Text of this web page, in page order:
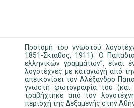
Προτομή του γνωστού
1851-Σκιάθος, 1911). Ο
ελληνικών γραμμάτων”, είναι
λογοτέχνες με καταγωγή από
απεικονίσει τον Αλέξανδρο
γνωστή φωτογραφία του (και
τραβήχτηκε από τον
περιοχή της Δεξαμενής στην